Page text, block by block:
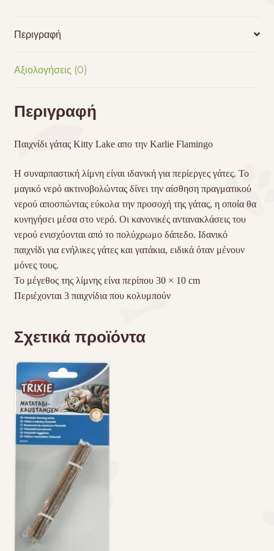
Περιγραφή
Αξιολογήσεις (0)
Περιγραφή
Παιχνίδι γάτας Kitty Lake απο την Karlie Flamingo
Η συναρπαστική λίμνη είναι ιδανική για περίεργες γάτες. Το
μαγικό νερό ακτινοβολώντας δίνει την αίσθηση πραγματικού
νερού αποσπώντας εύκολα την προσοχή της γάτας, η οποία θα
κυνηγήσει μέσα στο νερό. Οι κανονικές αντανακλάσεις του
νερού ενισχύονται από το πολύχρωμο δάπεδο. Ιδανικό
παιχνίδι για ενήλικες γάτες και γατάκια, ειδικά όταν μένουν
μόνες τους.
Το μέγεθος της λίμνης είνα περίπου 30 × 10 cm
Περιέχονται 3 παιχνίδια που κολυμπούν
Σχετικά προϊόντα